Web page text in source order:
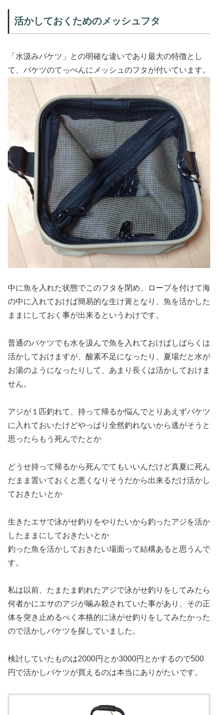
活かしておくためのメッシュフタ
「水汲みバケツ」との明確な違いであり最大の特徴とし
て、バケツのてっぺんにメッシュのフタが付いています。
中に魚を入れた状態でこのフタを閉め、ロープを付けて海
の中に入れておけば簡易的な生け簀となり、魚を活かした
ままにしておく事が出来るというわけです。
普通のバケツでも水を汲んで魚を入れておけばしばらくは
活かしておけますが、酸素不足になったり、夏場だと水が
お湯のようになったりして、あまり長くは活かしておけま
せん。
アジが１匹釣れて、持って帰るか悩んでとりあえずバケツ
に入れておいたけどやっぱり全然釣れないから逃がそうと
思ったらもう死んでたとか
どうせ持って帰るから死んでてもいいんだけど真夏に死ん
だまま置いておくと悪くなりそうだから出来るだけ活かし
ておきたいとか
生きたエサで泳がせ釣りをやりたいから釣ったアジを活か
したままにしておきたいとか
釣った魚を活かしておきたい場面って結構あると思うんで
す。
私は以前、たまたま釣れたアジで泳がせ釣りをしてみたら
何者かにエサのアジが噛み殺されていた事があり、その正
体を突き止めるべく本格的に泳がせ釣りをしてみたかった
ので活かしバケツを探していました。
検討していたものは2000円とか3000円とかするので500
円で活かしバケツが買えるのは本当にありがたいです。